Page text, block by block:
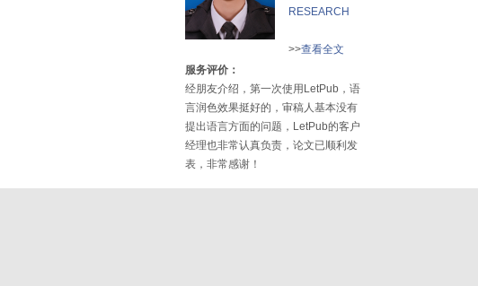
RESEARCH
>>查看全文
服务评价：
经朋友介绍，第一次使用LetPub，语
言润色效果挺好的，审稿人基本没有
提出语言方面的问题，LetPub的客户
经理也非常认真负责，论文已顺利发
表，非常感谢！